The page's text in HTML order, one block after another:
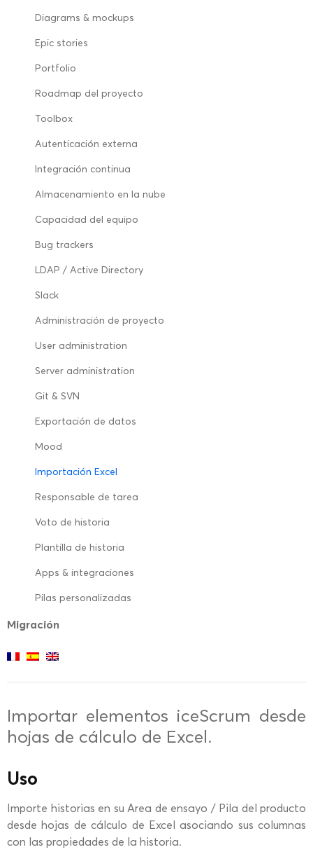
Diagrams & mockups
Epic stories
Portfolio
Roadmap del proyecto
Toolbox
Autenticación externa
Integración continua
Almacenamiento en la nube
Capacidad del equipo
Bug trackers
LDAP / Active Directory
Slack
Administración de proyecto
User administration
Server administration
Git & SVN
Exportación de datos
Mood
Importación Excel
Responsable de tarea
Voto de historia
Plantilla de historia
Apps & integraciones
Pilas personalizadas
Migración
Importar elementos iceScrum desde
hojas de cálculo de Excel.
Uso
Importe historias en su Area de ensayo / Pila del producto
desde hojas de cálculo de Excel asociando sus columnas
con las propiedades de la historia.